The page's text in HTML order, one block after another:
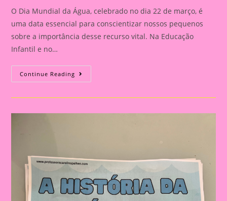
O Dia Mundial da Água, celebrado no dia 22 de março, é
uma data essencial para conscientizar nossos pequenos
sobre a importância desse recurso vital. Na Educação
Infantil e no…
Continue Reading Atividade
Dia
11|
Dia
Da
Água
Na
Educação
Infantil